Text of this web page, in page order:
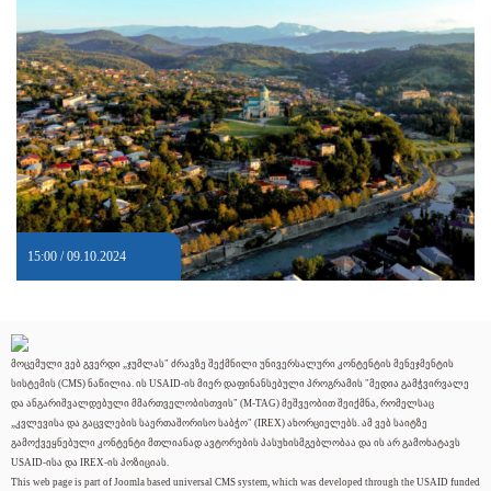
15:00 / 09.10.2024
მოცემული ვებ გვერდი „ჯუმლას" ძრავზე შექმნილი უნივერსალური კონტენტის მენეჯმენტის
სისტემის (CMS) ნაწილია. ის USAID-ის მიერ დაფინანსებული პროგრამის "მედია გამჭვირვალე
და ანგარიშვალდებული მმართველობისთვის" (M-TAG) მეშვეობით შეიქმნა, რომელსაც
„კვლევისა და გაცვლების საერთაშორისო საბჭო" (IREX) ახორციელებს. ამ ვებ საიტზე
გამოქვეყნებული კონტენტი მთლიანად ავტორების პასუხისმგებლობაა და ის არ გამოხატავს
USAID-ისა და IREX-ის პოზიციას.
This web page is part of Joomla based universal CMS system, which was developed through the USAID funded